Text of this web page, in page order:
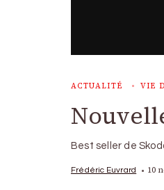
ACTUALITÉ VIE
Best seller de
Frédéric Euvrard 10